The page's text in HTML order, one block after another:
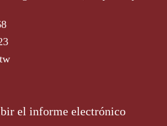
el informe electrónico